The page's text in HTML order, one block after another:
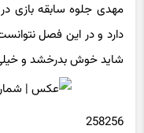
مهدی جلوه سابقه بازی در
دارد و در این فصل
شاید خوش بدرخشد و خیلی
258256